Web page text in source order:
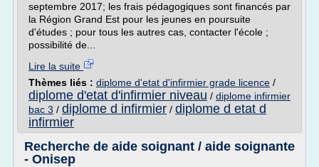
septembre 2017; les frais pédagogiques sont financés par
la Région Grand Est pour les jeunes en poursuite
d'études ; pour tous les autres cas, contacter l'école ;
possibilité de...
Lire la suite
Thèmes liés : diplome d'etat d'infirmier grade licence /
diplome d'etat d'infirmier niveau / diplome infirmier
bac 3 / diplome d infirmier / diplome d etat d
infirmier
Recherche de aide soignant / aide soignante
- Onisep